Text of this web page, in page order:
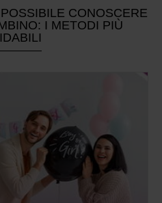
CONOSCERE
I METODI PIÙ